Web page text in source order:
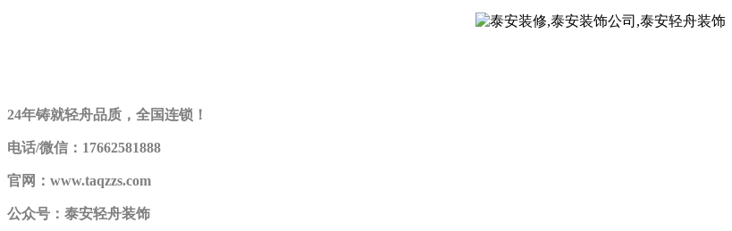
24年铸就轻舟品质，全国连锁！
电话/微信：17662581888
官网：www.taqzzs.com
公众号：泰安轻舟装饰